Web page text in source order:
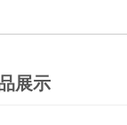
展示